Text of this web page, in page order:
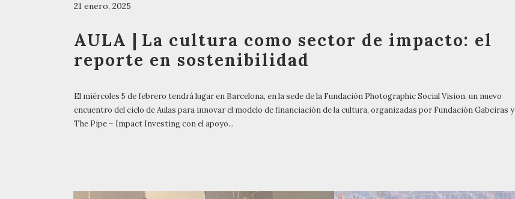
21 enero, 2025
AULA | La cultura como sector de impacto: el
reporte en sostenibilidad
El miércoles 5 de febrero tendrá lugar en Barcelona, en la sede de la Fundación Photographic Social Vision, un nuevo
encuentro del ciclo de Aulas para innovar el modelo de financiación de la cultura, organizadas por Fundación Gabeiras y
The Pipe – Impact Investing con el apoyo...